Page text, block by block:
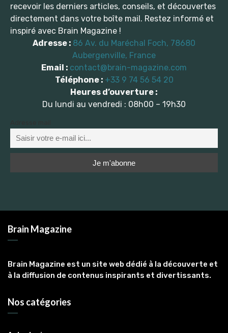
recevoir les derniers articles, conseils, et découvertes
directement dans votre boîte mail. Restez informé et
inspiré avec Brain Magazine !
Adresse : 86 Av. du Maréchal Foch, 78680
Aubergenville, France
Email : contact@brain-magazine.com
Téléphone : +33 9 74 56 54 20
Heures d’ouverture :
Du lundi au vendredi : 08h00 – 19h30
Brain Magazine
Brain Magazine est un site web dédié à la découverte et
à la diffusion de contenus inspirants et divertissants.
Nos catégories